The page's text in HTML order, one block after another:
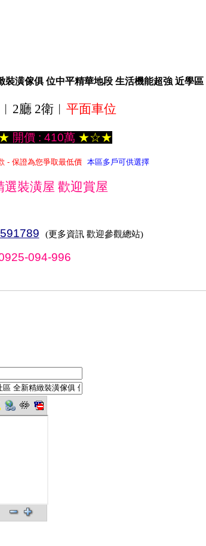
潢傢俱 位中平精華地段 生活機能超強 近學
︱2廳 2衛︱ 平面車位
開價 : 410萬 ★☆★
- 保證為您爭取最低價 本區多戶可供選擇
裝潢屋 歡迎賞屋
(更多資訊 歡迎參觀總站)
094-996